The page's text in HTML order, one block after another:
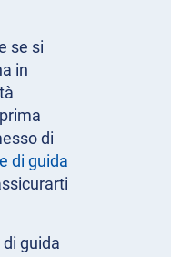
se si
in
di
di guida
guida